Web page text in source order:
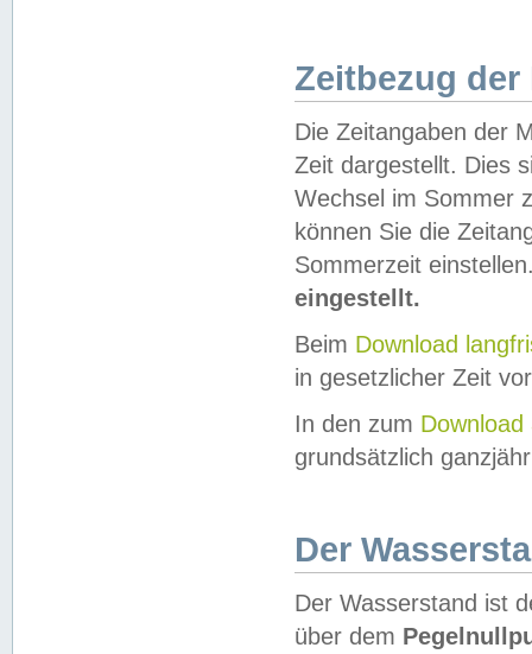
Zeitbezug der
Die Zeitangaben der
Zeit dargestellt. Dies
Wechsel im Sommer
können Sie die
Sommerzeit
eingestellt.
Beim Download
in gesetzlicher Zeit
In den zum Download
grundsätzlich
Der
Der Wasserstand ist
über dem